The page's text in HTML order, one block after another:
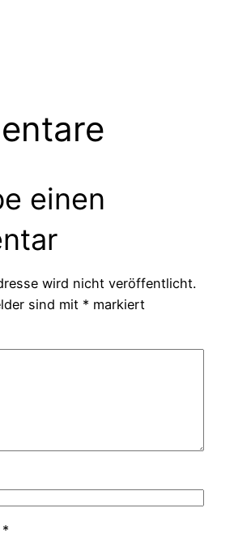
einen
wird nicht veröffentlicht.
sind mit * markiert
*